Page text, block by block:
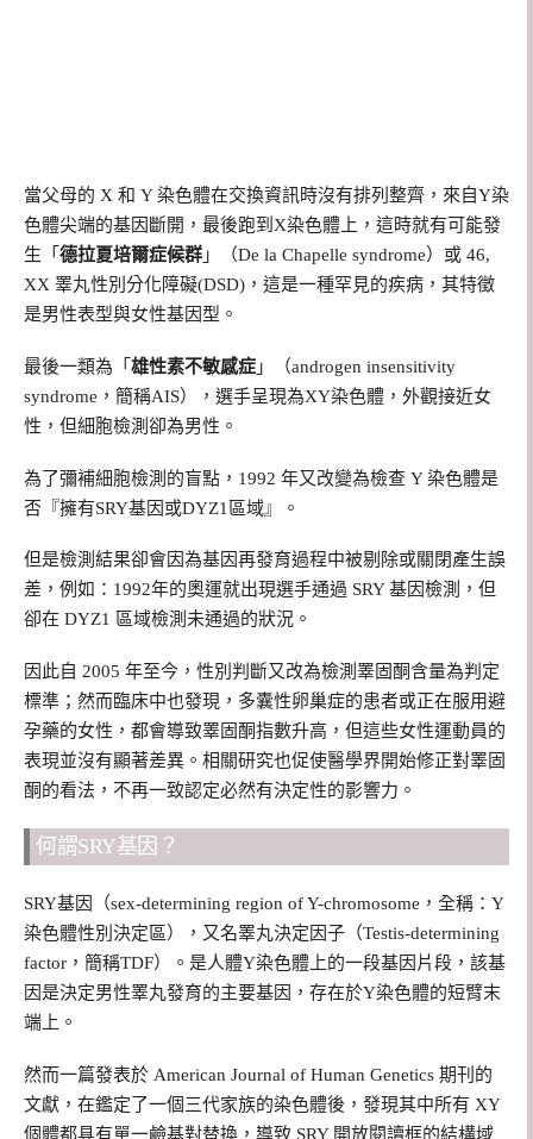
當父母的 X 和 Y 染色體在交換資訊時沒有排列整齊，來自Y染
色體尖端的基因斷開，最後跑到X染色體上，這時就有可能發
生「 德拉夏培爾症候群 」（De la Chapelle syndrome）或 46,
XX 睪丸性別分化障礙(DSD)，這是一種罕見的疾病，其特徵
是男性表型與女性基因型。
最後一類為「 雄性素不敏感症 」（androgen insensitivity
syndrome，簡稱AIS），選手呈現為XY染色體，外觀接近女
性，但細胞檢測卻為男性。
為了彌補細胞檢測的盲點，1992 年又改變為檢查 Y 染色體是
否『擁有SRY基因或DYZ1區域』。
但是檢測結果卻會因為基因再發育過程中被剔除或關閉產生誤
差，例如：1992年的奧運就出現選手通過 SRY 基因檢測，但
卻在 DYZ1 區域檢測未通過的狀況。
因此自 2005 年至今，性別判斷又改為檢測睪固酮含量為判定
標準；然而臨床中也發現，多囊性卵巢症的患者或正在服用避
孕藥的女性，都會導致睪固酮指數升高，但這些女性運動員的
表現並沒有顯著差異。相關研究也促使醫學界開始修正對睪固
酮的看法，不再一致認定必然有決定性的影響力。
何謂SRY基因？
SRY基因（sex-determining region of Y-chromosome，全稱：Y
染色體性別決定區），又名睪丸決定因子（Testis-determining
factor，簡稱TDF）。是人體Y染色體上的一段基因片段，該基
因是決定男性睪丸發育的主要基因，存在於Y染色體的短臂末
端上。
然而一篇發表於 American Journal of Human Genetics 期刊的
文獻，在鑑定了一個三代家族的染色體後，發現其中所有 XY
個體都具有單一鹼基對替換，導致 SRY 開放閱讀框的結構域